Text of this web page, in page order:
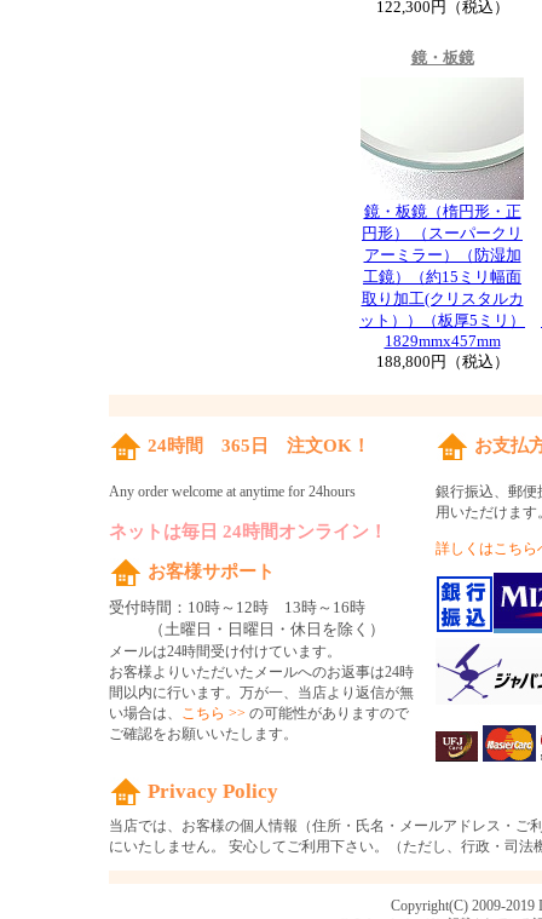
122,300円（税込）
鏡・板鏡
鏡・板鏡（楕円形・正
円形） （スーパークリ
アーミラー）（防湿加
工鏡）（約15ミリ幅面
取り加工(クリスタルカ
ット））（板厚5ミリ）
1829mmx457mm
188,800円（税込）
24時間 365日 注文OK！
Any order welcome at anytime for 24hours
ネットは毎日 24時間オンライン！
お客様サポート
受付時間：10時～12時 13時～16時
（土曜日・日曜日・休日を除く）
メールは24時間受け付けています。
お客様よりいただいたメールへのお返事は24時
間以内に行います。万が一、当店より返信が無
い場合は、 こちら >> の可能性がありますので
ご確認をお願いいたします。
お支払
銀行振込、郵便
用いただけます
詳しくはこちら
Privacy Policy
当店では、お客様の個人情報（住所・氏名・メールアドレス・
にいたしません。 安心してご利用下さい。（ただし、行政・司
Copyright(C) 2009-2019